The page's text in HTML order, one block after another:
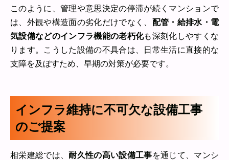
このように、管理や意思決定の停滞が続くマンションで
は、外観や構造面の劣化だけでなく、 配管・給排水・電
気設備などのインフラ機能の老朽化も深刻化しやすくな
ります。こうした設備の不具合は、日常生活に直接的な
支障を及ぼすため、早期の対策が必要です。
インフラ維持に不可欠な設備工事
のご提案
相栄建総では、耐久性の高い設備工事を通じて、マンシ